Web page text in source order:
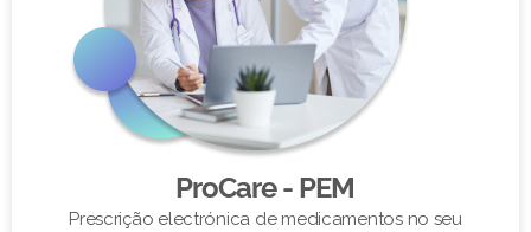
ProCare - PEM
Prescrição electrónica de medicamentos no seu